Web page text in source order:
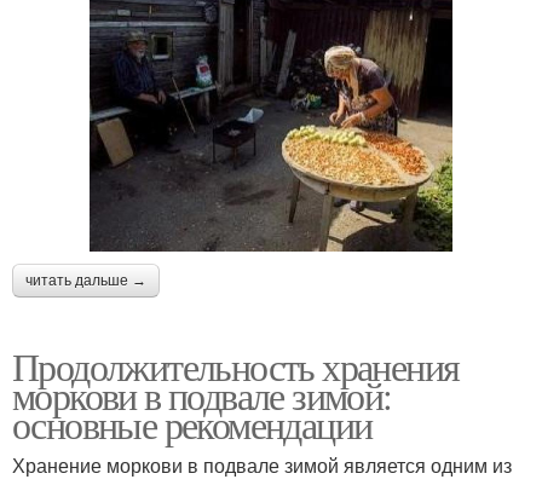
читать дальше →
Продолжительность хранения
моркови в подвале зимой:
основные рекомендации
Хранение моркови в подвале зимой является одним из